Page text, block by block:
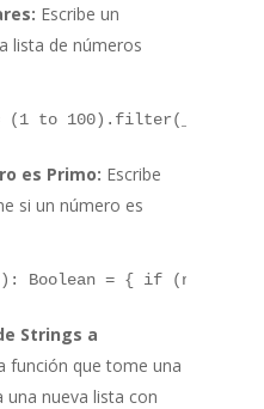
Escribe un
lista de números
= (1 to 100).filter(_ % 2
es Primo: Escribe
si un número es
Boolean = { if (n <=
Strings a
función que tome una
una nueva lista con